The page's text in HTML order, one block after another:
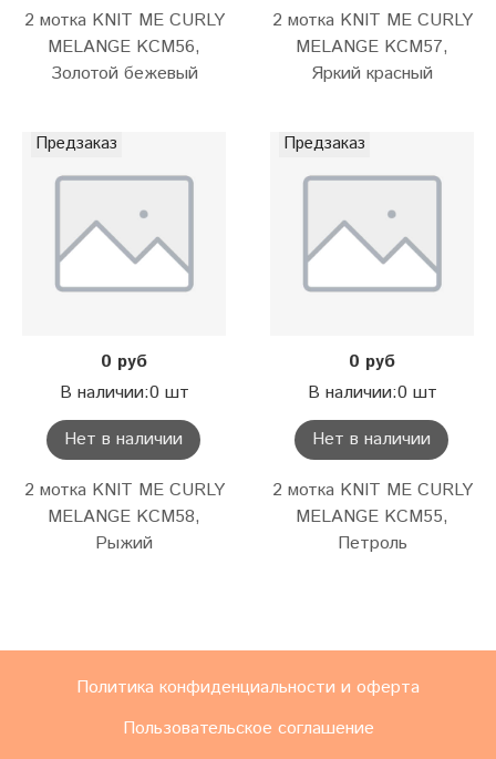
2 мотка KNIT ME CURLY
MELANGE KCM56,
Золотой бежевый
2 мотка KNIT ME CURLY
MELANGE KCM57,
Яркий красный
Предзаказ
0 руб
В наличии:0 шт
Нет в наличии
2 мотка KNIT ME CURLY
MELANGE KCM58,
Рыжий
Предзаказ
0 руб
В наличии:0 шт
Нет в наличии
2 мотка KNIT ME CURLY
MELANGE KCM55,
Петроль
Политика конфиденциальности и оферта
Пользовательское соглашение